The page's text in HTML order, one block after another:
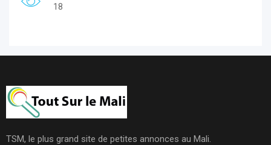
18
TSM, le plus grand site de petites annonces au Mali.